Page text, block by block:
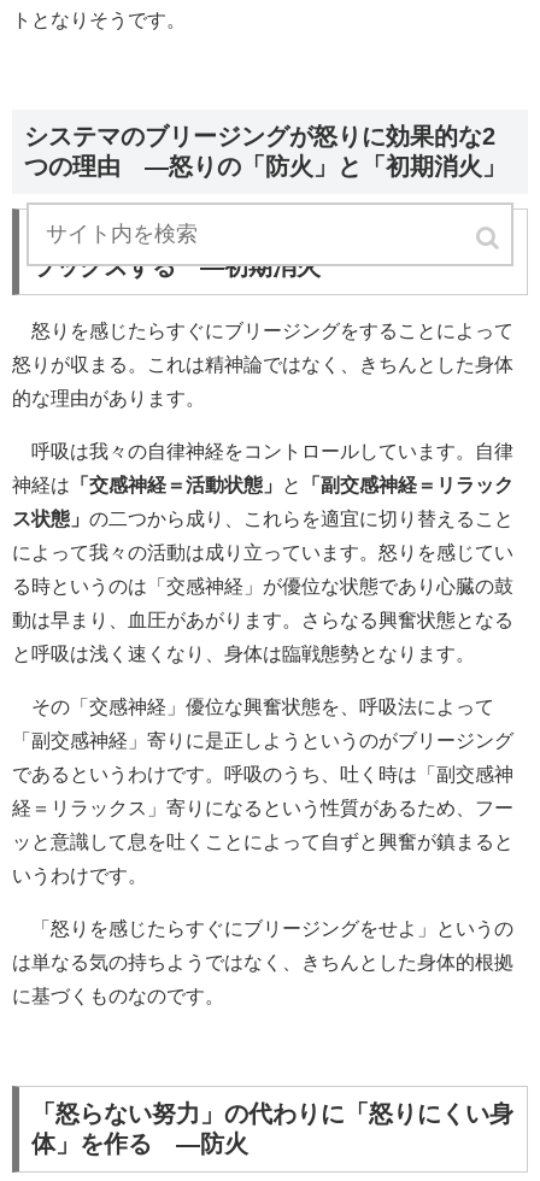
トとなりそうです。
システマのブリージングが怒りに効果的な2
つの理由 ―怒りの「防火」と「初期消火」
1. 息をフーっと吐くことによって身体がリ
ラックスする ―初期消火
怒りを感じたらすぐにブリージングをすることによって
怒りが収まる。これは精神論ではなく、きちんとした身体
的な理由があります。
呼吸は我々の自律神経をコントロールしています。自律
神経は 「交感神経＝活動状態」 と
「副交感神経＝リラック
ス状態」 の二つから成り、これらを適宜に切り替えること
によって我々の活動は成り立っています。怒りを感じてい
る時というのは「交感神経」が優位な状態であり心臓の鼓
動は早まり、血圧があがります。さらなる興奮状態となる
と呼吸は浅く速くなり、身体は臨戦態勢となります。
その「交感神経」優位な興奮状態を、呼吸法によって
「副交感神経」寄りに是正しようというのがブリージング
であるというわけです。呼吸のうち、吐く時は「副交感神
経＝リラックス」寄りになるという性質があるため、フー
ッと意識して息を吐くことによって自ずと興奮が鎮まると
いうわけです。
「怒りを感じたらすぐにブリージングをせよ」というの
は単なる気の持ちようではなく、きちんとした身体的根拠
に基づくものなのです。
「怒らない努力」の代わりに「怒りにくい身
体」を作る ―防火